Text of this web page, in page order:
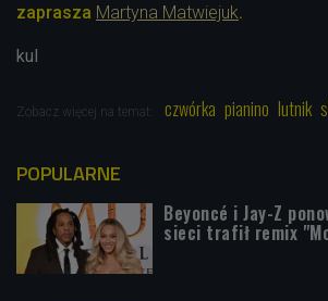
zaprasza Martyna Matwiejuk.
kul
Zobacz więcej na temat: czwórka pianino lutnik
POPULARNE
Beyoncé i Jay-Z
sieci trafił remix